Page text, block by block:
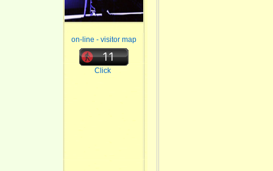
on-line - visitor map
Click